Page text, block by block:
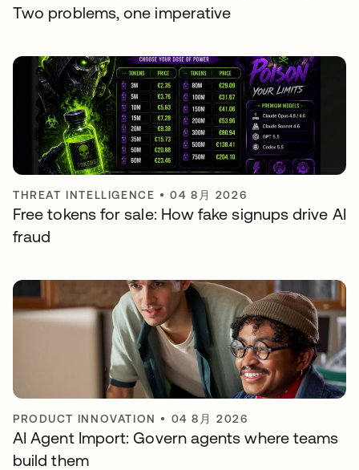
Two problems, one imperative
THREAT INTELLIGENCE •04 8月 2026
Free tokens for sale: How fake signups drive AI
fraud
PRODUCT INNOVATION • 04 8月 2026
AI Agent Import: Govern agents where teams
build them